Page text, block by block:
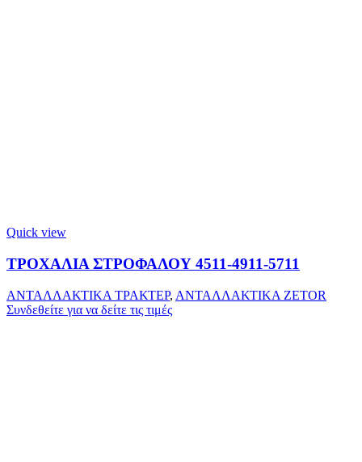
Quick view
ΤΡΟΧΑΛΙΑ ΣΤΡΟΦΑΛΟΥ 4511-4911-5711
ΑΝΤΑΛΛΑΚΤΙΚΑ ΤΡΑΚΤΕΡ, ΑΝΤΑΛΛΑΚΤΙΚΑ ZETOR
Συνδεθείτε για να δείτε τις τιμές